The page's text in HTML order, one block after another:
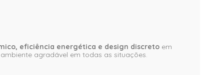
eficiência energética e design discreto em
agradável em todas as situações.